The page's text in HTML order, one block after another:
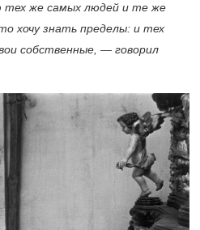
же самых людей и те же
хочу знать пределы: и тех
собственные, — говорил